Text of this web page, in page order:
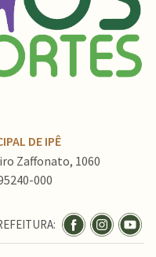
DE IPÊ
Zaffonato, 1060
000